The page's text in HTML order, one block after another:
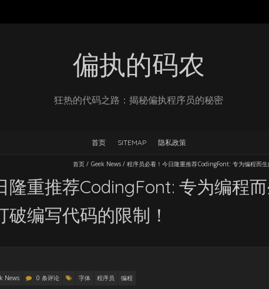
偏执的码农
狂热的代码之路：揭秘偏执程序员的秘密
首页 SITEMAP 隐私政策
首页 / Geek News / 程序员必看！今日隆重推荐CodingFont: 专为编程而
隆重推荐CodingFont: 专为编程
编写代码的限制！
News 0 条评论 字体 程序员 编程